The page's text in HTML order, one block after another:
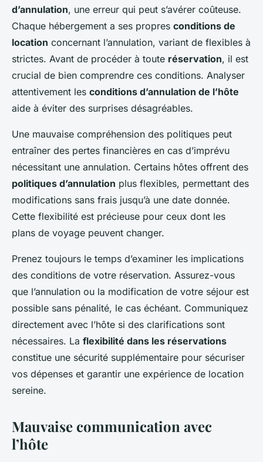
d’annulation, une erreur qui peut s’avérer coûteuse.
Chaque hébergement a ses propres conditions de
location concernant l’annulation, variant de flexibles à
strictes. Avant de procéder à toute réservation, il est
crucial de bien comprendre ces conditions. Analyser
attentivement les conditions d’annulation de l’hôte
aide à éviter des surprises désagréables.
Une mauvaise compréhension des politiques peut
entraîner des pertes financières en cas d’imprévu
nécessitant une annulation. Certains hôtes offrent des
politiques d’annulation plus flexibles, permettant des
modifications sans frais jusqu’à une date donnée.
Cette flexibilité est précieuse pour ceux dont les
plans de voyage peuvent changer.
Prenez toujours le temps d’examiner les implications
des conditions de votre réservation. Assurez-vous
que l’annulation ou la modification de votre séjour est
possible sans pénalité, le cas échéant. Communiquez
directement avec l’hôte si des clarifications sont
nécessaires. La flexibilité dans les réservations
constitue une sécurité supplémentaire pour sécuriser
vos dépenses et garantir une expérience de location
sereine.
Mauvaise communication avec
l’hôte